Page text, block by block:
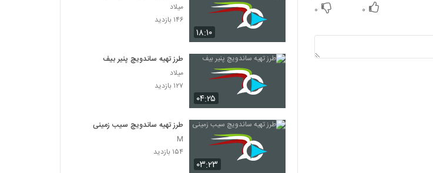
۰ ۰
۱۸:۱۰
میلاد
۱۴۶ بازدید
۰۴:۲۵
طرز تهیه ساندویچ پنیر بیف
میلاد
۱۲۷ بازدید
۰۳:۲۳
طرز تهیه ساندویچ سیب زمینی
M
۱۵۴ بازدید